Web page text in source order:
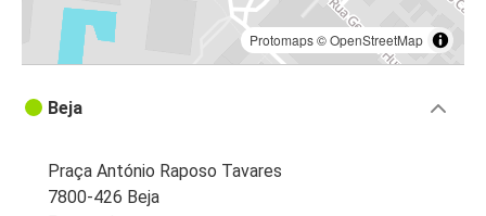
Protomaps©OpenStreetMap
Beja
Praça António Raposo Tavares
7800-426 Beja